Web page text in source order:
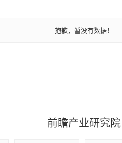
抱歉，暂没有数据！
前瞻产业研究院